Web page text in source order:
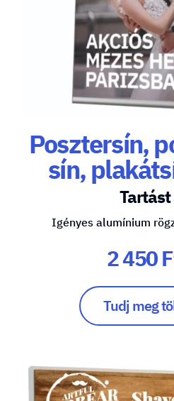
Posztersín,
sín,
Igényes alumínium
2 450
Tudj meg